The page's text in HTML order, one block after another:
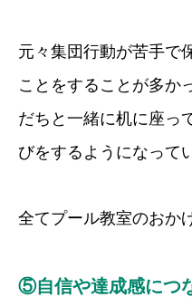
元々集団行動が苦手で
ことをすることが多か
だちと一緒に机に座っ
びをするようになって
全てプール教室のおか
⑤自信や達成感につ